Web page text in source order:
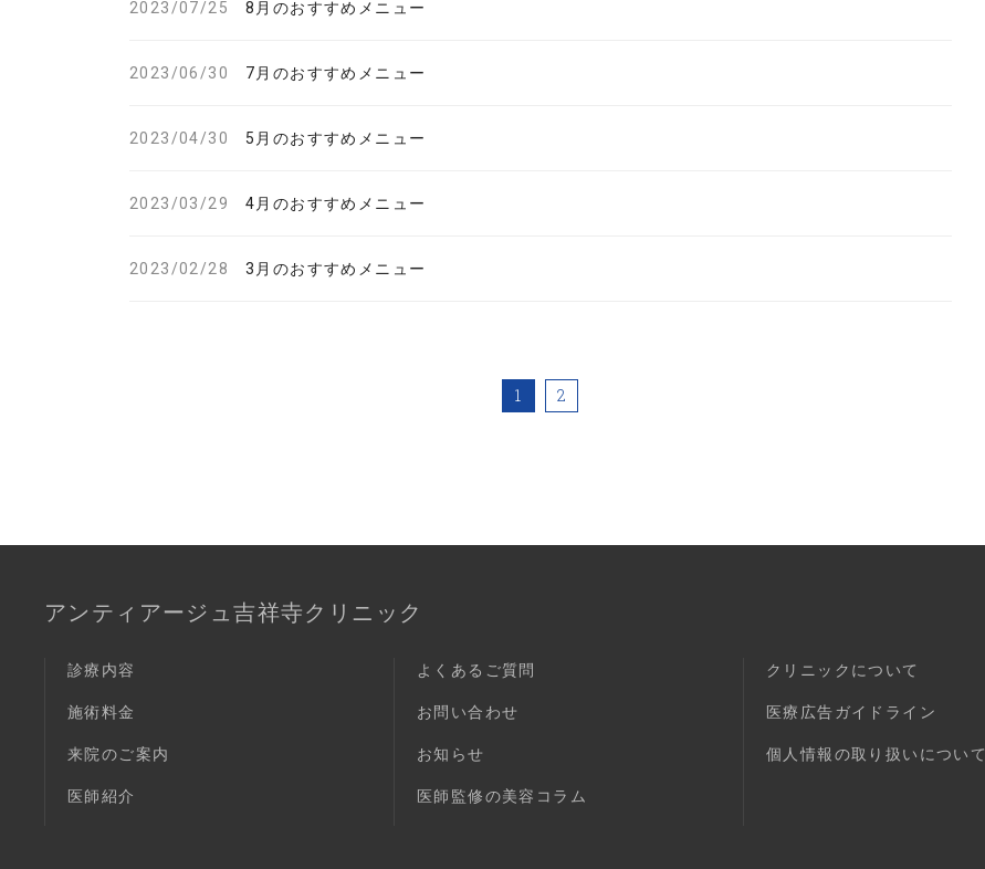
2023/07/25 8月のおすすめメニュー
2023/06/30 7月のおすすめメニュー
2023/04/30 5月のおすすめメニュー
2023/03/29 4月のおすすめメニュー
2023/02/28 3月のおすすめメニュー
1 2
アンティアージュ吉祥寺クリニック
診療内容
施術料金
来院のご案内
医師紹介
よくあるご質問
お問い合わせ
お知らせ
医師監修の美容コラム
クリニックについて
医療広告ガイドライン
個人情報の取り扱いについて